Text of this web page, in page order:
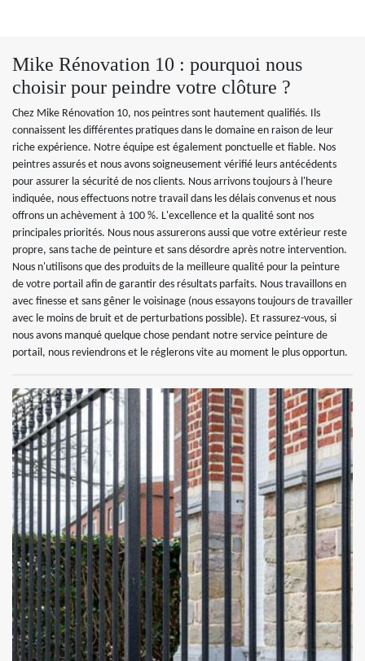
Mike Rénovation 10 : pourquoi nous
choisir pour peindre votre clôture ?
Chez Mike Rénovation 10, nos peintres sont hautement qualifiés. Ils
connaissent les différentes pratiques dans le domaine en raison de leur
riche expérience. Notre équipe est également ponctuelle et fiable. Nos
peintres assurés et nous avons soigneusement vérifié leurs antécédents
pour assurer la sécurité de nos clients. Nous arrivons toujours à l'heure
indiquée, nous effectuons notre travail dans les délais convenus et nous
offrons un achèvement à 100 %. L'excellence et la qualité sont nos
principales priorités. Nous nous assurerons aussi que votre extérieur reste
propre, sans tache de peinture et sans désordre après notre intervention.
Nous n'utilisons que des produits de la meilleure qualité pour la peinture
de votre portail afin de garantir des résultats parfaits. Nous travaillons en
avec finesse et sans gêner le voisinage (nous essayons toujours de travailler
avec le moins de bruit et de perturbations possible). Et rassurez-vous, si
nous avons manqué quelque chose pendant notre service peinture de
portail, nous reviendrons et le réglerons vite au moment le plus opportun.